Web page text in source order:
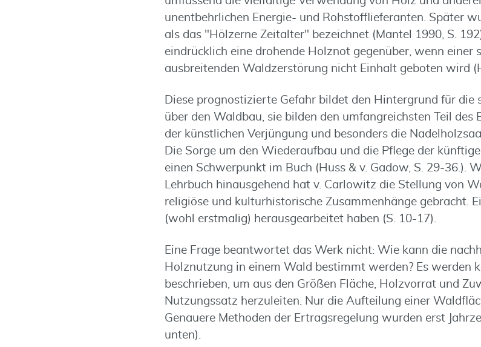
unentbehrlichen Energie- und Rohstofflieferanten. Später
als das "Hölzerne Zeitalter" bezeichnet (Mantel 1990, S.
eindrücklich eine drohende Holznot gegenüber, wenn einer
ausbreitenden Waldzerstörung nicht Einhalt geboten wird
Diese prognostizierte Gefahr bildet den Hintergrund für die
über den Waldbau, sie bilden den umfangreichsten Teil des
der künstlichen Verjüngung und besonders die
Die Sorge um den Wiederaufbau und die Pflege der
einen Schwerpunkt im Buch (Huss & v. Gadow, S. 29-36.).
Lehrbuch hinausgehend hat v. Carlowitz die Stellung von
religiöse und kulturhistorische Zusammenhänge gebracht.
(wohl erstmalig) herausgearbeitet haben (S. 10-17).
Eine Frage beantwortet das Werk nicht: Wie kann die
Holznutzung in einem Wald bestimmt werden? Es werden
beschrieben, um aus den Größen Fläche, Holzvorrat und
Nutzungssatz herzuleiten. Nur die Aufteilung einer
Genauere Methoden der Ertragsregelung wurden erst
unten).